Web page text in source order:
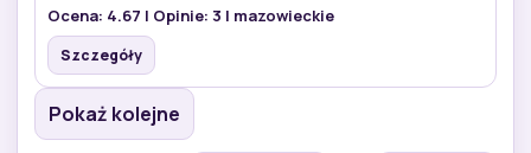
Ocena: 4.67 | Opinie: 3 | mazowieckie
Szczegóły
Pokaż kolejne